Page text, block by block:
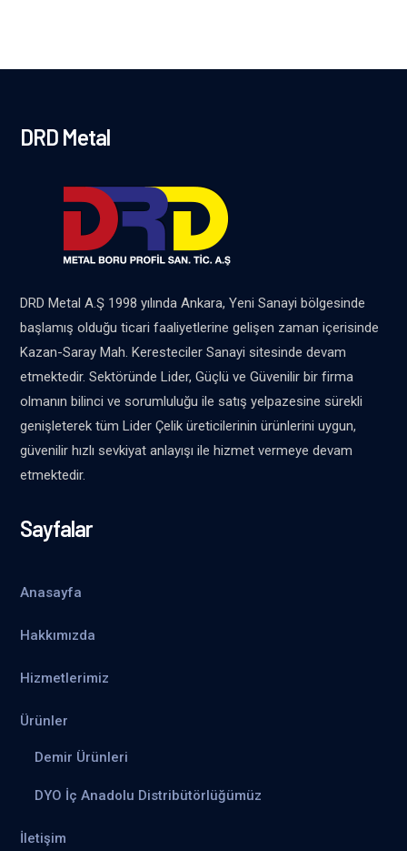
DRD Metal
DRD Metal A.Ş 1998 yılında Ankara, Yeni Sanayi bölgesinde
başlamış olduğu ticari faaliyetlerine gelişen zaman içerisinde
Kazan-Saray Mah. Keresteciler Sanayi sitesinde devam
etmektedir. Sektöründe Lider, Güçlü ve Güvenilir bir firma
olmanın bilinci ve sorumluluğu ile satış yelpazesine sürekli
genişleterek tüm Lider Çelik üreticilerinin ürünlerini uygun,
güvenilir hızlı sevkiyat anlayışı ile hizmet vermeye devam
etmektedir.
Sayfalar
Anasayfa
Hakkımızda
Hizmetlerimiz
Ürünler
Demir Ürünleri
DYO İç Anadolu Distribütörlüğümüz
İletişim